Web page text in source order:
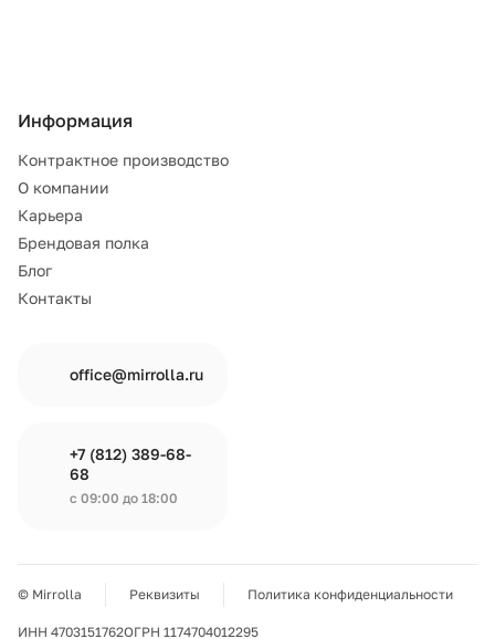
Информация
Контрактное производство
О компании
Карьера
Брендовая полка
Блог
Контакты
office@mirrolla.ru
+7 (812) 389-68-
68
с 09:00 до 18:00
© Mirrolla Реквизиты Политика конфиденциальности
ИНН 4703151762ОГРН 1174704012295